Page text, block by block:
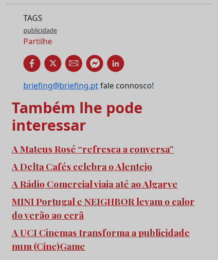
TAGS
publicidade
Partilhe
briefing@briefing.ptfale connosco!
Também lhe pode
interessar
A Mateus Rosé “refresca a conversa”
A Delta Cafés celebra o Alentejo
A Rádio Comercial viaja até ao Algarve
MINI Portugal e NEIGHBOR levam o calor
do verão ao ecrã
A UCI Cinemas transforma a publicidade
num (Cine)Game